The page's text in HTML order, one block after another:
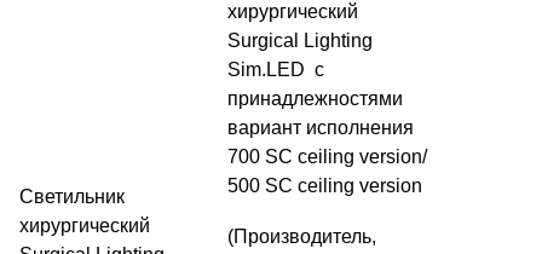
Светильник
хирургический
хирургический
Surgical Lighting
Sim.LED с
принадлежностями
вариант исполнения
700 SC ceiling version/
500 SC ceiling version
(Производитель,